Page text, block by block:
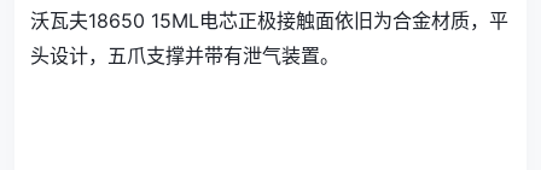
沃瓦夫18650 15ML电芯正极接触面依旧为合金材质，平
头设计，五爪支撑并带有泄气装置。